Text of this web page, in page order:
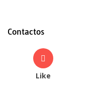
Contactos
Like